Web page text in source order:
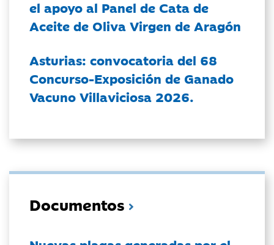
el apoyo al Panel de Cata de
Aceite de Oliva Virgen de Aragón
Asturias: convocatoria del 68
Concurso-Exposición de Ganado
Vacuno Villaviciosa 2026.
Documentos